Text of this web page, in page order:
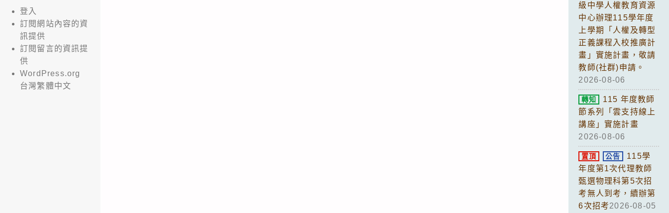
登入
訂閱網站內容的資
訊提供
訂閱留言的資訊提
供
WordPress.org
台灣繁體中文
級中學人權教育資源
中心辦理115學年度
上學期「人權及轉型
正義課程入校推廣計
畫」實施計畫，敬請
教師(社群)申請。
2026-08-06
轉知
115 年度教師
節系列「雲支持線上
講座」實施計畫
2026-08-06
置頂 公告
115學
年度第1次代理教師
甄選物理科第5次招
考無人到考，續辦第
6次招考2026-08-05